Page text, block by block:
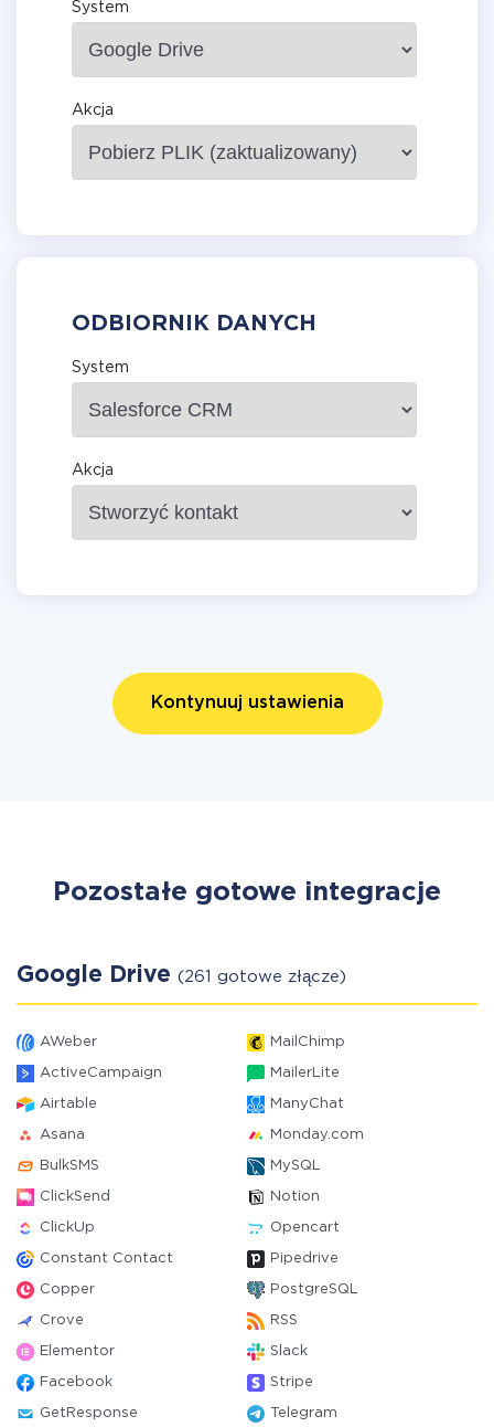
System
Akcja
ODBIORNIK DANYCH
System
Akcja
Kontynuuj ustawienia
Pozostałe gotowe integracje
Google Drive (261 gotowe złącze)
AWeber MailChimp
ActiveCampaign MailerLite
Airtable ManyChat
Asana Monday.com
BulkSMS MySQL
ClickSend Notion
ClickUp Opencart
Constant Contact Pipedrive
Copper PostgreSQL
Crove RSS
Elementor Slack
Facebook Stripe
GetResponse Telegram